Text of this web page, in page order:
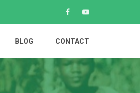
BLOG CONTACT